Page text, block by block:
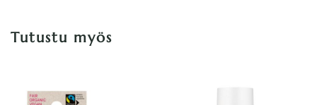
Tutustu myös